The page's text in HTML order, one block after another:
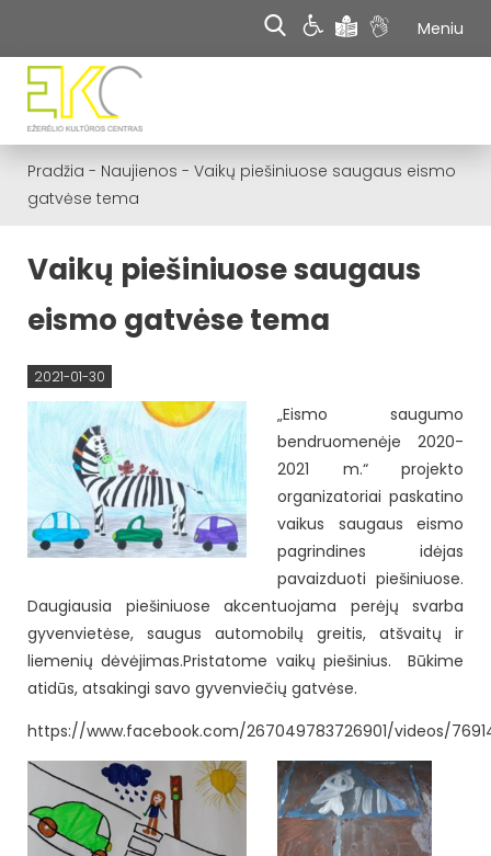
Meniu
Pradžia - Naujienos - Vaikų piešiniuose saugaus eismo
gatvėse tema
Vaikų piešiniuose saugaus
eismo gatvėse tema
2021-01-30
„Eismo saugumo
bendruomenėje 2020-
2021 m.“ projekto
organizatoriai paskatino
vaikus saugaus eismo
pagrindines idėjas
pavaizduoti piešiniuose.
Daugiausia piešiniuose akcentuojama perėjų svarba
gyvenvietėse, saugus automobilų greitis, atšvaitų ir
liemenių dėvėjimas.Pristatome vaikų piešinius. Būkime
atidūs, atsakingi savo gyvenviečių gatvėse.
https://www.facebook.com/267049783726901/videos/